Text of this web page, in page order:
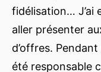
fidélisation… J’ai
aller présenter
d’offres.
été responsable